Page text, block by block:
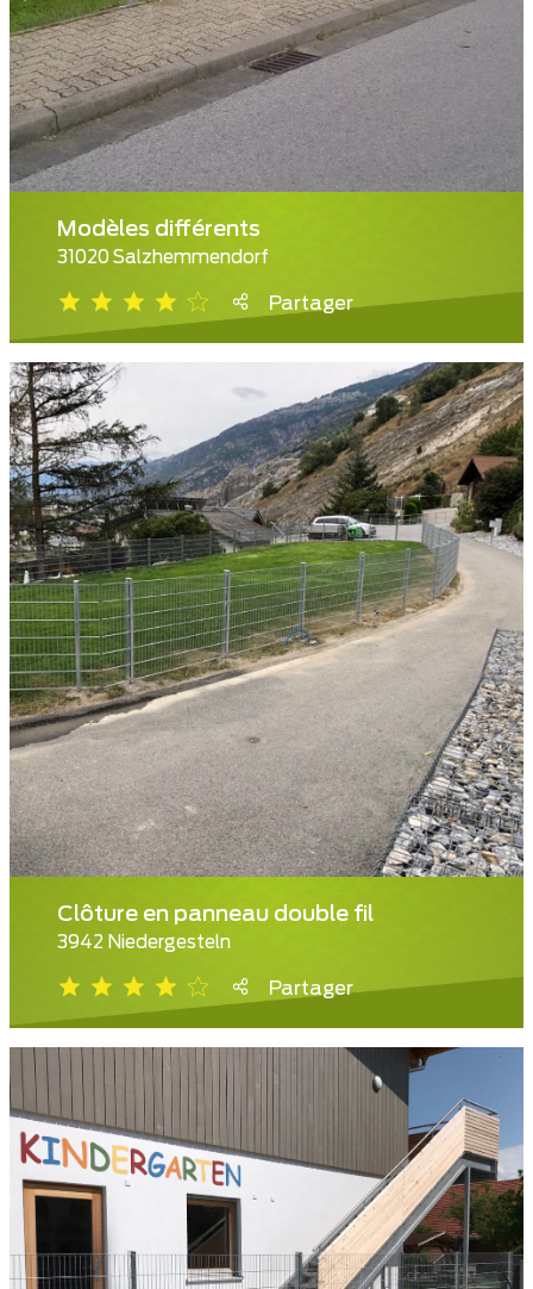
Modèles différents
31020 Salzhemmendorf
Partager
Clôture en panneau double fil
3942 Niedergesteln
Partager